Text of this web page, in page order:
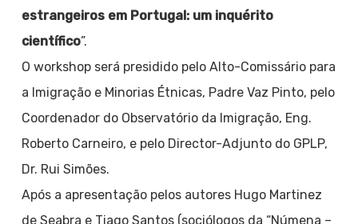
estrangeiros em Portugal: um inquérito
científico”.
O workshop será presidido pelo Alto-Comissário para
a Imigração e Minorias Étnicas, Padre Vaz Pinto, pelo
Coordenador do Observatório da Imigração, Eng.
Roberto Carneiro, e pelo Director-Adjunto do GPLP,
Dr. Rui Simões.
Após a apresentação pelos autores Hugo Martinez
de Seabra e Tiago Santos (sociólogos da “Númena –